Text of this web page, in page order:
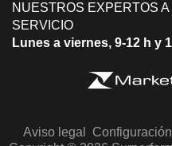
NUESTROS EXPERTOS A
SERVICIO
Lunes a viernes, 9-12 h y
Aviso legal